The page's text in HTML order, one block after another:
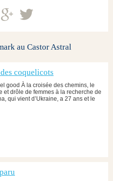
au Castor Astral
coquelicots
good À la croisée des chemins, le
et drôle de femmes à la recherche de
qui vient d’Ukraine, a 27 ans et le